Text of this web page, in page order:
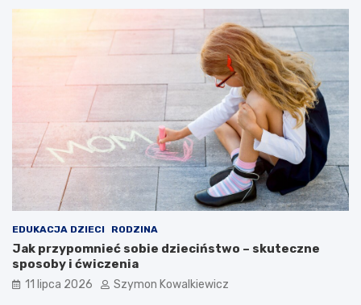
EDUKACJA DZIECI RODZINA
Jak przypomnieć sobie dzieciństwo – skuteczne
sposoby i ćwiczenia
11 lipca 2026 Szymon Kowalkiewicz